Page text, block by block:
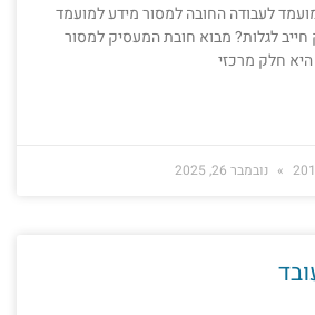
לעבודה החובה למסור מידע למועמד
לגלות? מבוא חובת המעסיק למסור
חלק מרכזי
נובמבר 26, 2025